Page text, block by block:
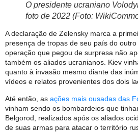
O presidente ucraniano
foto de 2022 (Foto:
A declaração de Zelensky marca a
presença de tropas de seu país do
operação que pegou de surpresa não
também os aliados ucranianos. Kiev
quanto à invasão mesmo diante das
vídeos e relatos provenientes dos dois
Até então, as ações mais ousadas das
vinham sendo os bombardeios que
Belgorod, realizados após os aliados
de suas armas para atacar o território